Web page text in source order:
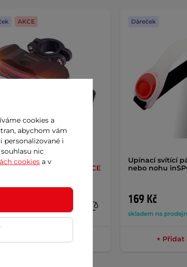
cyklo světlo s alarmem a
inSPORTline Suryah
AKCE
AKCE
+ Přidat do košíku
Upínací svítící
nebo nohu
169 Kč
skladem na
Dáreček
+ Přidat
cookies a
abychom vám
personalizované i
nic
cookies a v